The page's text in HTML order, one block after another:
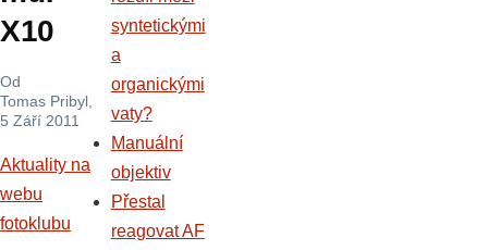
X10
Od
Tomas Pribyl
5 Září 2011
Aktuality na
webu
fotoklubu
syntetickými
a
organickými
vaty?
Manuální
objektiv
Přestal
reagovat AF